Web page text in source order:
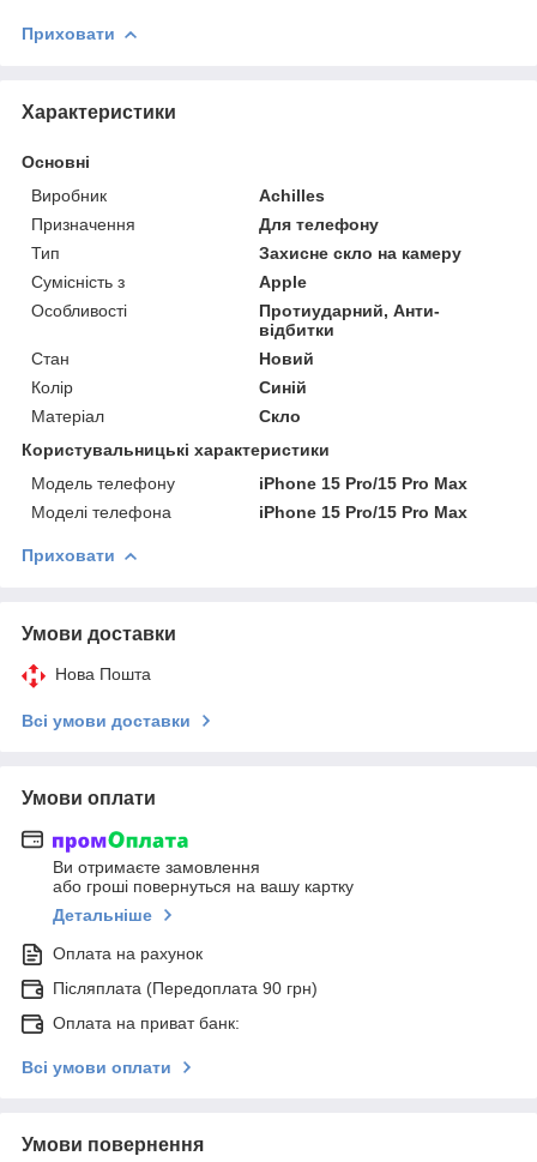
Приховати
Характеристики
Основні
Виробник
Achilles
Призначення
Для телефону
Тип
Захисне скло на камеру
Сумісність з
Apple
Особливості
Протиударний, Анти-
відбитки
Стан
Новий
Колір
Синій
Матеріал
Скло
Користувальницькі характеристики
Модель телефону
iPhone 15 Pro/15 Pro Max
Моделі телефона
iPhone 15 Pro/15 Pro Max
Приховати
Умови доставки
Нова Пошта
Всі умови доставки
Умови оплати
Ви отримаєте замовлення
або гроші повернуться на вашу картку
Детальніше
Оплата на рахунок
Післяплата (Передоплата 90 грн)
Оплата на приват банк:
Всі умови оплати
Умови повернення